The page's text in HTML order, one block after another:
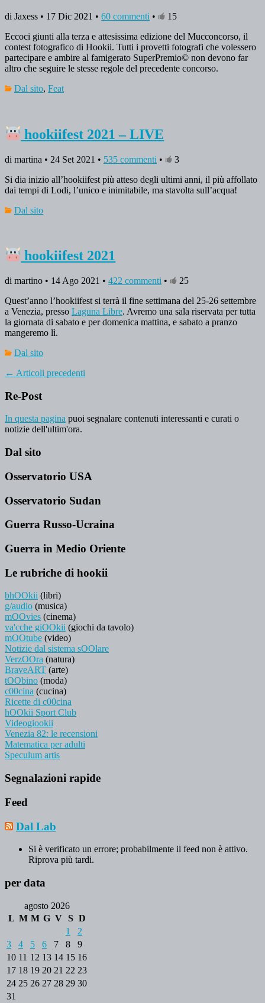
di Jaxess • 17 Dic 2021 • 60 commenti •
15
Eccoci giunti alla terza e attesissima edizione del Mucconcorso, il
contest fotografico di Hookii. Tutti i provetti fotografi che volessero
partecipare e ambire al famigerato SuperPremio© non devono far
altro che seguire le stesse regole del precedente concorso.
Dal sito, Feat
hookiifest 2021 – LIVE
di martina • 24 Set 2021 • 535 commenti •
3
Si dia inizio all’hookiifest più atteso degli ultimi anni, il più affollato
dai tempi di Lodi, l’unico e inimitabile, ma stavolta sull’acqua!
Dal sito
hookiifest 2021
di martino • 14 Ago 2021 • 422 commenti •
25
Quest’anno l’hookiifest si terrà il fine settimana del 25-26 settembre
a Venezia, presso Laguna Libre. Avremo una sala riservata per tutta
la giornata di sabato e per domenica mattina, e sabato a pranzo
mangeremo lì.
Dal sito
← Articoli precedenti
Re-Post
In questa pagina puoi segnalare contenuti interessanti e curati o
notizie dell'ultim'ora.
Dal sito
Osservatorio USA
Osservatorio Sudan
Guerra Russo-Ucraina
Guerra in Medio Oriente
Le rubriche di hookii
bhOOkii (libri)
g/audio (musica)
mOOvies (cinema)
va'cche giOOkii (giochi da tavolo)
mOOtube (video)
Notizie dal sistema sOOlare
VerzOOra (natura)
BraveART (arte)
tOObino (moda)
c00cina (cucina)
Ricette di c00cina
hOOkii Sport Club
Videogiookii
Venezia 82: le recensioni
Matematica per adulti
Speculum artis
Segnalazioni rapide
Feed
Dal Lab
Si è verificato un errore; probabilmente il feed non è attivo.
Riprova più tardi.
per data
agosto 2026
L M M G V S D
1
2
3
4 5 6 7 8
9
10 11 12 13 14 15 16
17 18 19 20 21 22 23
24 25 26 27 28 29 30
31